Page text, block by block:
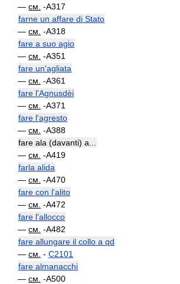
— см. -A317
farne un affare di Stato
— см. -A318
fare a suo agio
— см. -A351
fare un'agliata
— см. -A361
fare l'Agnusdèi
— см. -A371
fare l'agresto
— см. -A388
fare ala (davanti) a...
— см. -A419
farla alida
— см. -A470
fare con l'alito
— см. -A472
fare l'allocco
— см. -A482
fare allungare il collo a qd
— см. - C2101
fare almanacchi
— см. -A500